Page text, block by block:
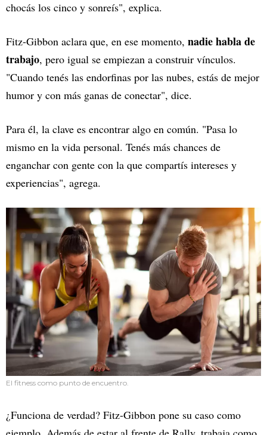
chocás los cinco y sonreís", explica.
Fitz-Gibbon aclara que, en ese momento, nadie habla de
trabajo, pero igual se empiezan a construir vínculos.
"Cuando tenés las endorfinas por las nubes, estás de mejor
humor y con más ganas de conectar", dice.
Para él, la clave es encontrar algo en común. "Pasa lo
mismo en la vida personal. Tenés más chances de
enganchar con gente con la que compartís intereses y
experiencias", agrega.
El fitness como punto de encuentro.
¿Funciona de verdad? Fitz-Gibbon pone su caso como